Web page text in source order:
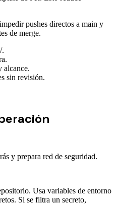
pushes directos a main y
de merge.
.
alcance.
sin revisión.
y prepara red de seguridad.
Usa variables de entorno
Si se filtra un secreto,